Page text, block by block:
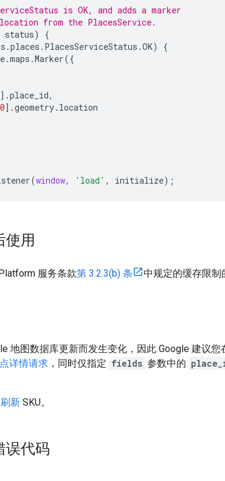
is OK, and adds a marker
from the PlacesService.
status)
{
.places . PlacesServiceStatus .OK)
{
.maps .Marker({
].place_id,
0].geometry. location
(window, 'load' , initialize);
使用
服务条款第 3.2.3(b) 条
中规定的缓存限制
地图数据库更新而发生变化，因此 Google 建议
详情请求 ，同时仅指定 fields 参数中的
新 SKU。
误代码